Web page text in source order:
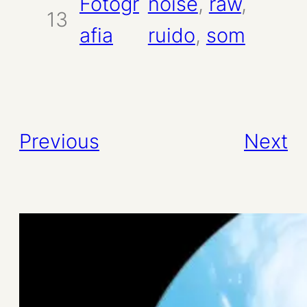
13
afia
ruido, som
Previous Next